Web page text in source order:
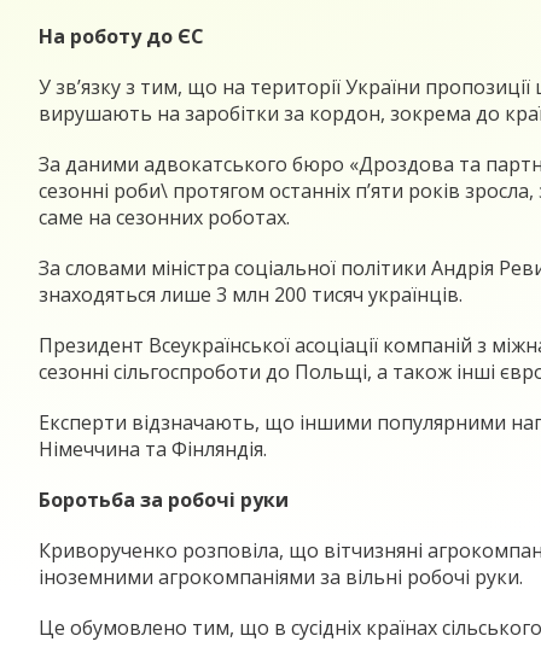
На роботу до ЄС
У зв’язку з тим, що на території України
вирушають на заробітки за кордон, зокрема до
За даними адвокатського бюро «Дроздова та
сезонні роби\ протягом останніх п’яти років
саме на сезонних роботах.
За словами міністра соціальної політики Андрія
знаходяться лише 3 млн 200 тисяч українців.
Президент Всеукраїнської асоціації компаній з
сезонні сільгоспроботи до Польщі, а також інші
Експерти відзначають, що іншими популярними
Німеччина та Фінляндія.
Боротьба за робочі руки
Криворученко розповіла, що вітчизняні
іноземними агрокомпаніями за вільні робочі руки.
Це обумовлено тим, що в сусідніх країнах